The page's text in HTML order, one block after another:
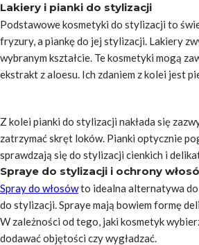
Lakiery i pianki do stylizacji
Podstawowe kosmetyki do stylizacji to
fryzury, a piankę do jej stylizacji. Lakiery
wybranym kształcie. Te kosmetyki mogą
ekstrakt z aloesu. Ich zdaniem z kolei jest
Z kolei pianki do stylizacji nakłada się
zatrzymać skręt loków. Pianki optycznie
sprawdzają się do stylizacji cienkich i
Spraye do stylizacji i ochrony
Spray do włosówto idealna alternatywa do
do stylizacji. Spraye mają bowiem formę
W zależności od tego, jaki kosmetyk
dodawać objętości czy wygładzać.